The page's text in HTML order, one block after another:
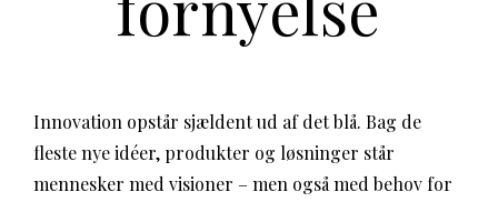
Innovation opstår sjældent ud af det blå. Bag de
fleste nye idéer, produkter og løsninger står
mennesker med visioner – men også med behov for